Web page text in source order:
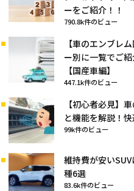
ーをご紹介！！
790.8k件のビュー
【車のエンブレ
ー別に一覧でご
【国産車編】
447.1k件のビュー
【初心者必見】
と機能を解説！
99k件のビュー
維持費が安い
種6選
83.6k件のビュー